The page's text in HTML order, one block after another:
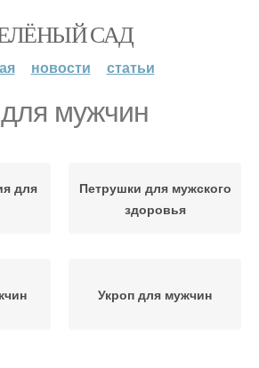
САД
новости статьи
мужчин
для
Петрушки для мужского
здоровья
Укроп для мужчин